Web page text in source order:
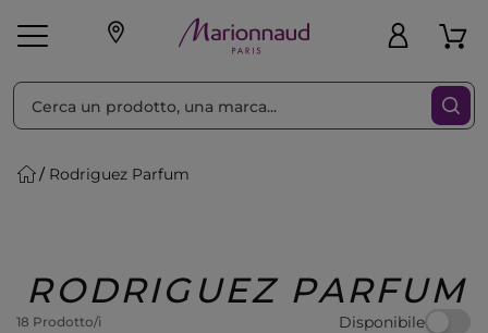
Make-up Profumi
Regalo
Rodriguez Parfum
RODRIGUEZ PARFUM
18 Prodotto/i Disponibile
Ordina per Filtra